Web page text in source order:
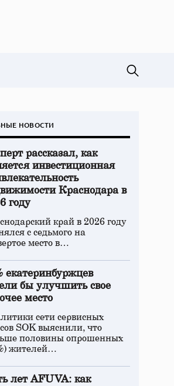
НОВОСТИ
рассказал, как
инвестиционная
Краснодара в
году
край в 2026 году
с седьмого на
место в…
екатеринбуржцев
бы улучшить свое
место
сети сервисных
SOK выяснили, что
половины опрошенных
жителей…
лет AFUVA: как